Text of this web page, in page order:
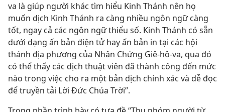
va là giúp người khác tìm hiểu Kinh Thánh nên họ
muốn dịch Kinh Thánh ra càng nhiều ngôn ngữ càng
tốt, ngay cả các ngôn ngữ thiểu số. Kinh Thánh có sẵn
dưới dạng ấn bản điện tử hay ấn bản in tại các hội
thánh địa phương của Nhân Chứng Giê-hô-va, qua đó
có thể thấy các dịch thuật viên đã thành công đến mức
nào trong việc cho ra một bản dịch chính xác và dễ đọc
để truyền tải Lời Đức Chúa Trời”.